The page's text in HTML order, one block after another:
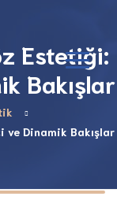
Estetiği:
Bakışlar
ve Dinamik Bakışlar